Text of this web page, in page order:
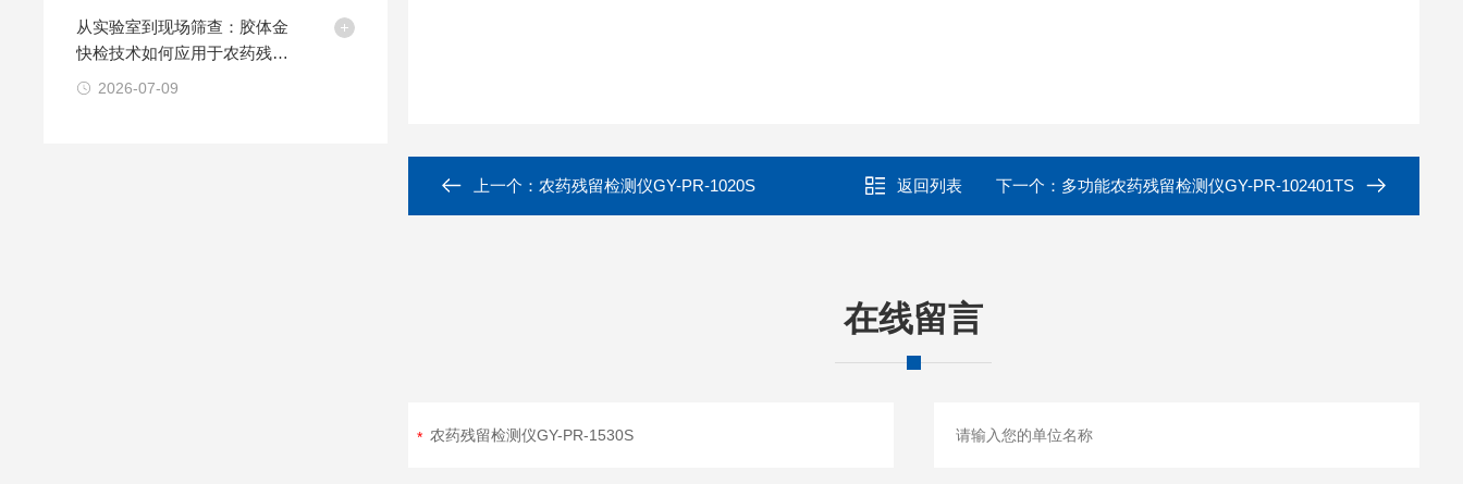
从实验室到现场筛查：胶体金
快检技术如何应用于农药残留
检测2026-07-09
上一个：农药残留检测仪GY-PR-1020S 返回列表 下一个： 多功能农药残留检测仪GY-PR-102401TS
在线留言